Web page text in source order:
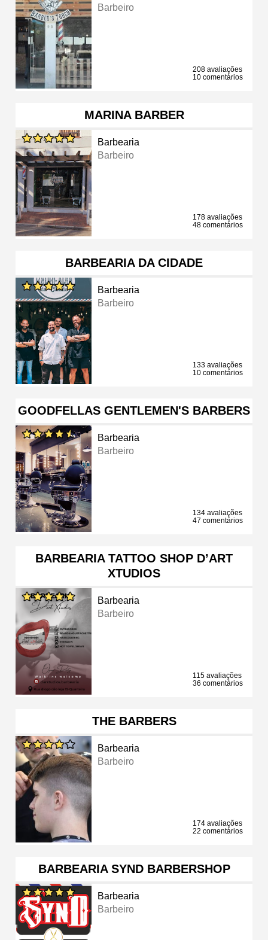
Barbeiro
208 avaliações
10 comentários
MARINA BARBER
Barbearia
Barbeiro
178 avaliações
48 comentários
BARBEARIA DA CIDADE
Barbearia
Barbeiro
133 avaliações
10 comentários
GOODFELLAS GENTLEMEN'S BARBERS
Barbearia
Barbeiro
134 avaliações
47 comentários
BARBEARIA TATTOO SHOP D’ART
XTUDIOS
Barbearia
Barbeiro
115 avaliações
36 comentários
THE BARBERS
Barbearia
Barbeiro
174 avaliações
22 comentários
BARBEARIA SYND BARBERSHOP
Barbearia
Barbeiro